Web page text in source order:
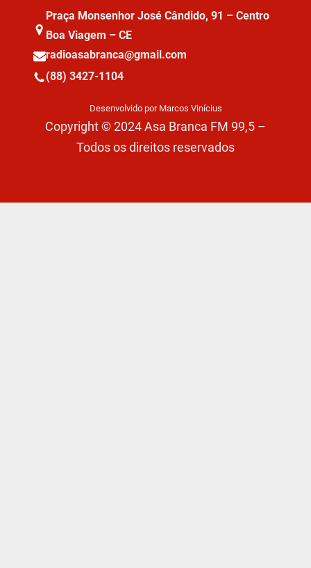
Praça Monsenhor José Cândido, 91 – Centro
Boa Viagem – CE
radioasabranca@gmail.com
(88) 3427-1104
Desenvolvido por Marcos Vinícius
Copyright © 2024 Asa Branca FM 99,5 –
Todos os direitos reservados